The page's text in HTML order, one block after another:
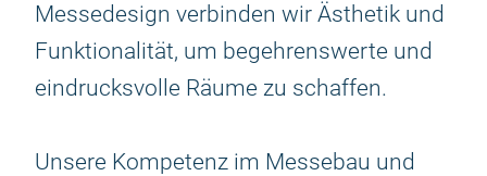
Messedesign verbinden wir Ästhetik und
Funktionalität, um begehrenswerte und
eindrucksvolle Räume zu schaffen.
Unsere Kompetenz im Messebau und